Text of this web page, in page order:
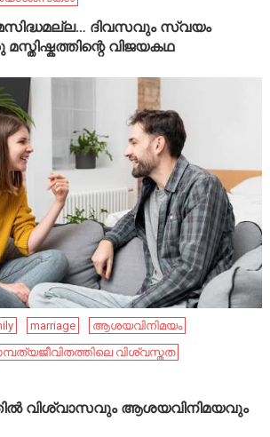
ദിവസവും സ്വയം
മസ്തിഷ്കത്തിന്റെ വിജയകഥ
marriage
ആശയവിനിമയം
വിശ്വസ്തത
വിശ്വാസവും ആശയവിനിമയവും